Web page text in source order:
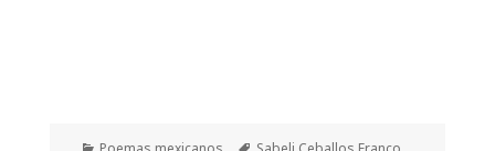
Categorías Etiquetas